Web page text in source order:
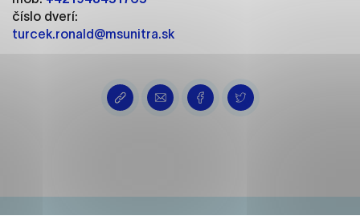
číslo dverí:
turcek.ronald@msunitra.sk
ako je navigácia na stránke a prístup k
zabezpečeným oblastiam webovej stránky. Bez
týchto súborov cookie nemôže web správne
Analytické cookies
zbierajú anonymne a nie je možné ich spojiť s
konkrétnou osobou.